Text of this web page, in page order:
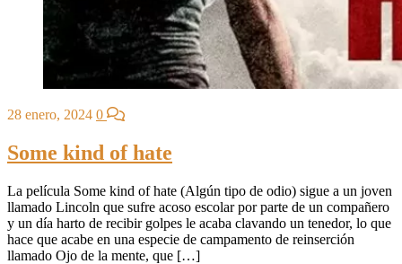
28 enero, 2024 0
Some kind of hate
La película Some kind of hate (Algún tipo de odio) sigue a un joven
llamado Lincoln que sufre acoso escolar por parte de un compañero
y un día harto de recibir golpes le acaba clavando un tenedor, lo que
hace que acabe en una especie de campamento de reinserción
llamado Ojo de la mente, que […]